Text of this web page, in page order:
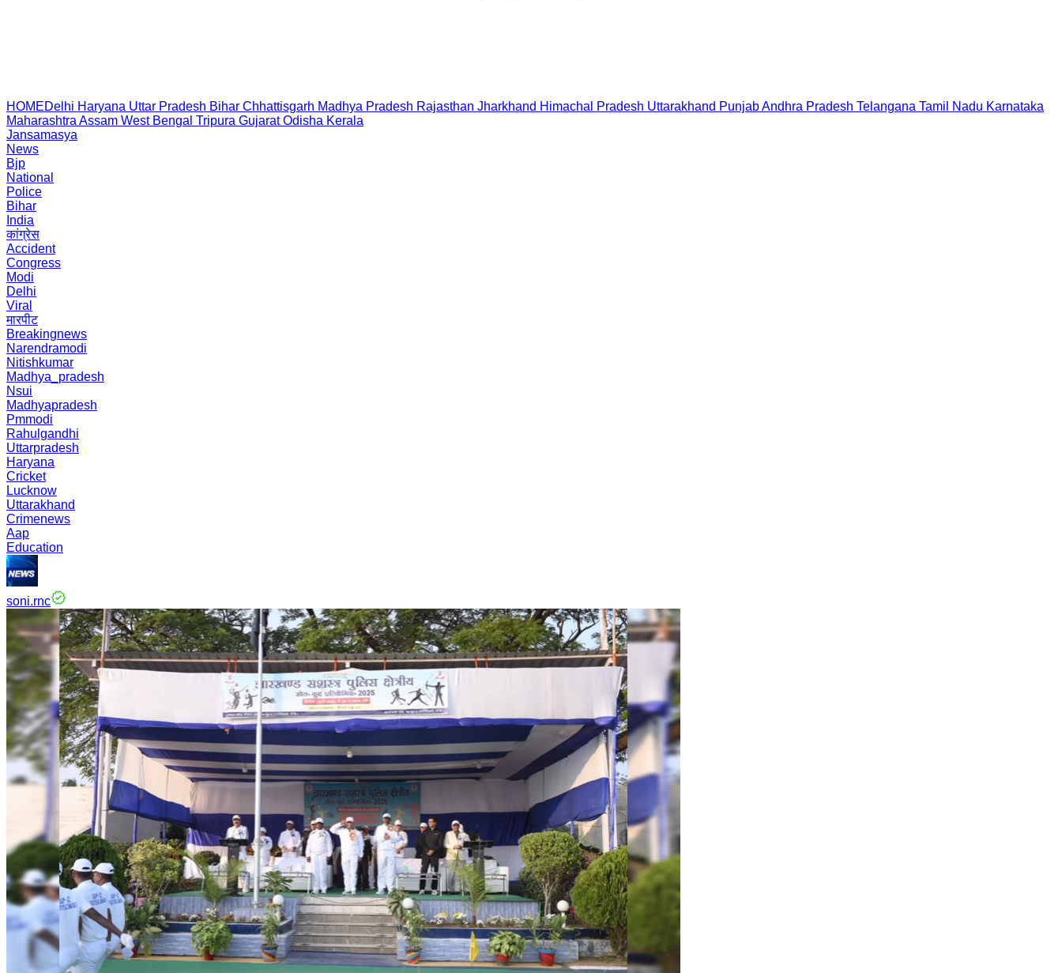
HOMEDelhi Haryana Uttar Pradesh Bihar Chhattisgarh Madhya Pradesh Rajasthan Jharkhand Himachal Pradesh Uttarakhand PunjabAndhra Pradesh Telangana Tamil Nadu Karnataka
Maharashtra Assam West Bengal Tripura Gujarat Odisha Kerala
Jansamasya
News
Bjp
National
Police
Bihar
India
कांग्रेस
Accident
Congress
Modi
Delhi
Viral
मारपीट
Breakingnews
Narendramodi
Nitishkumar
Madhya_pradesh
Nsui
Madhyapradesh
Pmmodi
Rahulgandhi
Uttarpradesh
Haryana
Cricket
Lucknow
Uttarakhand
Crimenews
Aap
Education
soni.rnc